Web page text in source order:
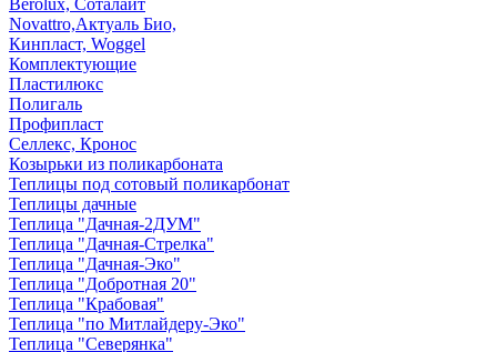
Berolux, Соталайт
Novattro,Актуаль Био,
Кинпласт, Woggel
Комплектующие
Пластилюкс
Полигаль
Профипласт
Селлекс, Кронос
Козырьки из поликарбоната
Теплицы под сотовый поликарбонат
Теплицы дачные
Теплица "Дачная-2ДУМ"
Теплица "Дачная-Стрелка"
Теплица "Дачная-Эко"
Теплица "Добротная 20"
Теплица "Крабовая"
Теплица "по Митлайдеру-Эко"
Теплица "Северянка"